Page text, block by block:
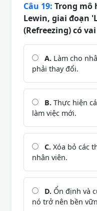
Câu 19: Trong mô
Lewin, giai đoạn
(Refreezing) có
A. Làm cho
phải thay đổi.
B. Thực hiện
làm việc mới.
C. Xóa bỏ các
nhân viên.
D. Ổn định và
nó trở nên bền